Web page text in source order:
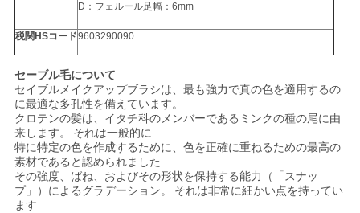
D：フェルール足幅：6mm
税関HSコード9603290090
セーブル毛について
セイブルメイクアップブラシは、最も強力で真の色を適用するの
に最適な多孔性を備えています。
クロテンの髪は、イタチ科のメンバーであるミンクの種の尾に由
来します。
それは一般的に
特に特定の色を作成するために、色を正確に重ねるための最高の
素材であると認められました
その強度、ばね、およびその形状を保持する能力（「スナッ
プ」）によるグラデーション。
それは非常に細かい点を持ってい
ます